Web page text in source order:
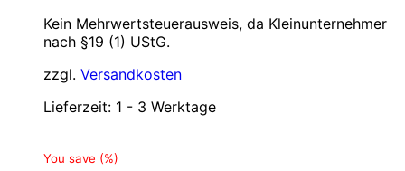
Kein Mehrwertsteuerausweis, da Kleinunternehmer
nach §19 (1) UStG.
zzgl. Versandkosten
Lieferzeit: 1 - 3 Werktage
You save (%)